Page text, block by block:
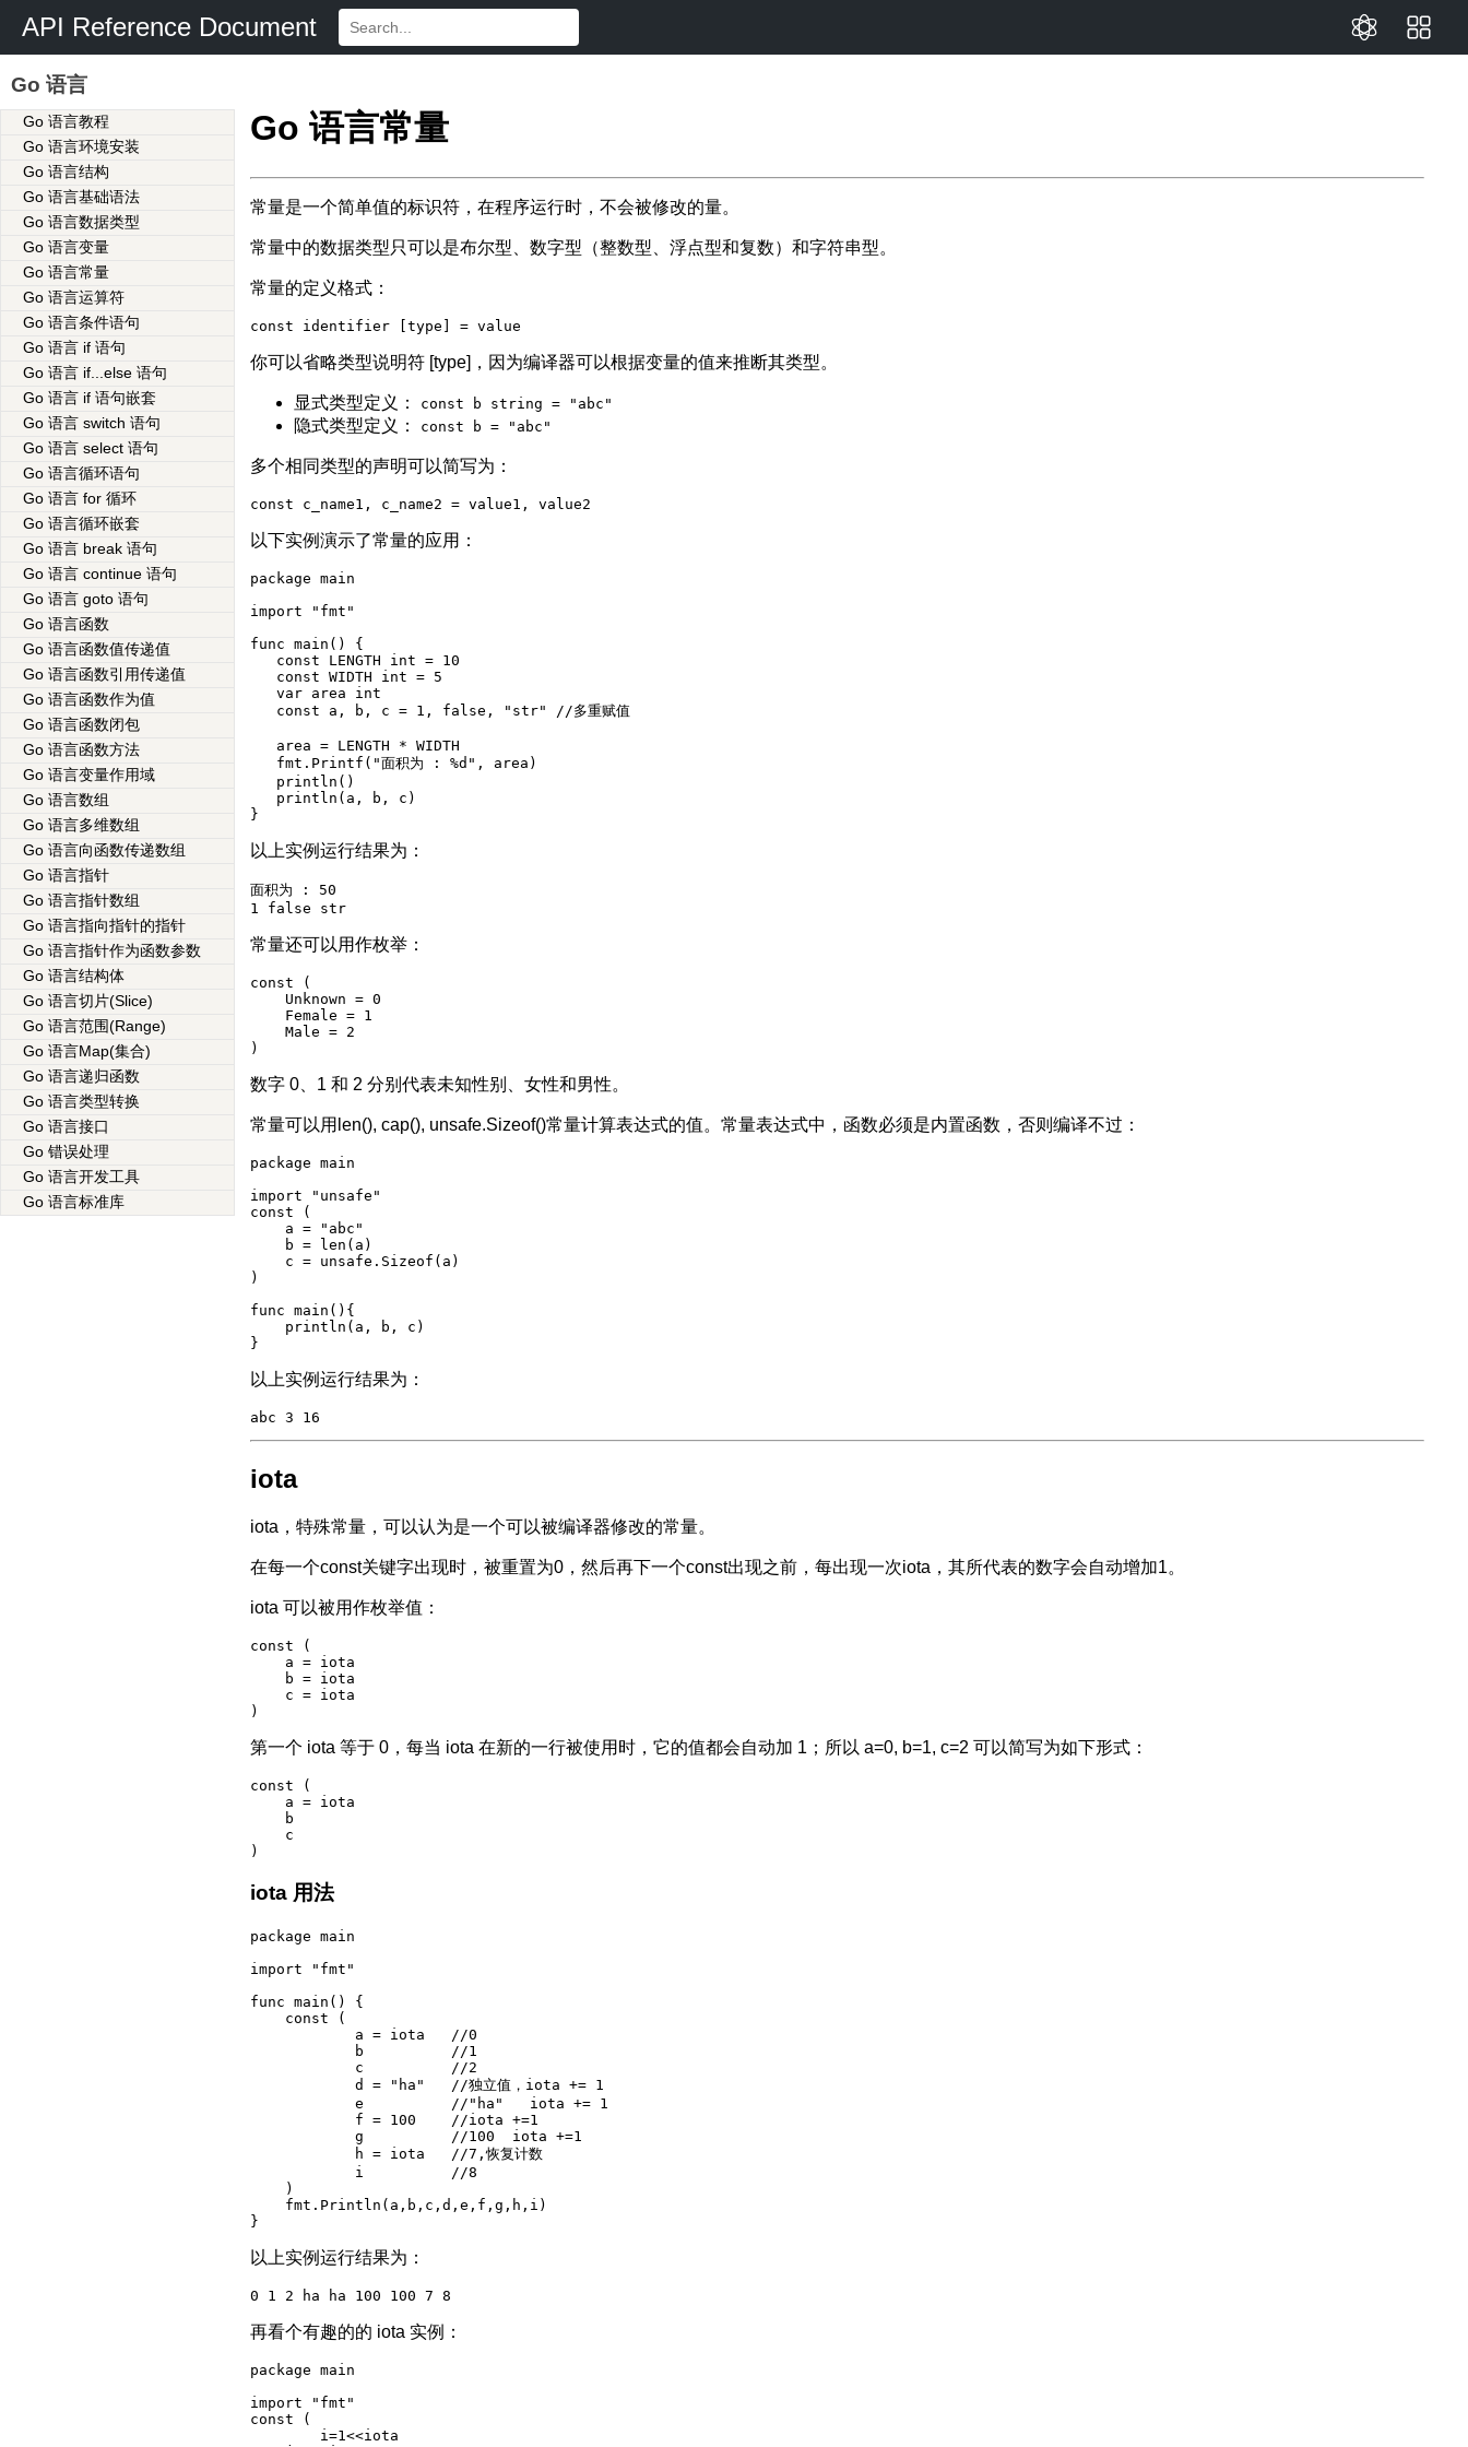
API Reference Document
Go 语言
Go 语言教程
Go 语言环境安装
Go 语言结构
Go 语言基础语法
Go 语言数据类型
Go 语言变量
Go 语言常量
Go 语言运算符
Go 语言条件语句
Go 语言 if 语句
Go 语言 if...else 语句
Go 语言 if 语句嵌套
Go 语言 switch 语句
Go 语言 select 语句
Go 语言循环语句
Go 语言 for 循环
Go 语言循环嵌套
Go 语言 break 语句
Go 语言 continue 语句
Go 语言 goto 语句
Go 语言函数
Go 语言函数值传递值
Go 语言函数引用传递值
Go 语言函数作为值
Go 语言函数闭包
Go 语言函数方法
Go 语言变量作用域
Go 语言数组
Go 语言多维数组
Go 语言向函数传递数组
Go 语言指针
Go 语言指针数组
Go 语言指向指针的指针
Go 语言指针作为函数参数
Go 语言结构体
Go 语言切片(Slice)
Go 语言范围(Range)
Go 语言Map(集合)
Go 语言递归函数
Go 语言类型转换
Go 语言接口
Go 错误处理
Go 语言开发工具
Go 语言标准库
Go 语言常量
常量是一个简单值的标识符，在程序运行时，不会被修改的量。
常量中的数据类型只可以是布尔型、数字型（整数型、浮点型和复数）和字符串型。
常量的定义格式：
const identifier [type] = value
你可以省略类型说明符 [type]，因为编译器可以根据变量的值来推断其类型。
显式类型定义： const b string = "abc"
隐式类型定义： const b = "abc"
多个相同类型的声明可以简写为：
const c_name1, c_name2 = value1, value2
以下实例演示了常量的应用：
package main
import "fmt"
func main() {
   const LENGTH int = 10
   const WIDTH int = 5
   var area int
   const a, b, c = 1, false, "str" //多重赋值
   area = LENGTH * WIDTH
   fmt.Printf("面积为 : %d", area)
   println()
   println(a, b, c)
以上实例运行结果为：
面积为 : 50
1 false str
常量还可以用作枚举：
const (
    Unknown = 0
    Female = 1
    Male = 2
数字 0、1 和 2 分别代表未知性别、女性和男性。
常量可以用len(), cap(), unsafe.Sizeof()常量计算表达式的值。常量表达式中，函数必须是内置函数，否则编译不过：
package main
import "unsafe"
const (
    a = "abc"
    b = len(a)
    c = unsafe.Sizeof(a)
)
func main(){
    println(a, b, c)
以上实例运行结果为：
iota
iota，特殊常量，可以认为是一个可以被编译器修改的常量。
在每一个const关键字出现时，被重置为0，然后再下一个const出现之前，每出现一次iota，其所代表的数字会自动增加1。
iota 可以被用作枚举值：
const (
    a = iota
    b = iota
    c = iota
第一个 iota 等于 0，每当 iota 在新的一行被使用时，它的值都会自动加 1；所以 a=0, b=1, c=2 可以简写为如下形式：
const (
    a = iota
    b
    c
iota 用法
package main
import "fmt"
func main() {
    const (
            a = iota   //0
            b          //1
            c          //2
            d = "ha"   //独立值，iota += 1
            e          //"ha"   iota += 1
            f = 100    //iota +=1
            g          //100  iota +=1
            h = iota   //7,恢复计数
            i          //8
    )
    fmt.Println(a,b,c,d,e,f,g,h,i)
以上实例运行结果为：
再看个有趣的的 iota 实例：
package main
import "fmt"
const (